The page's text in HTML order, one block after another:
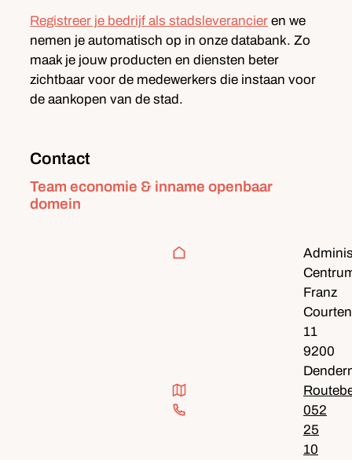
Registreer je bedrijf als stadsleverancier en we
nemen je automatisch op in onze databank. Zo
maak je jouw producten en diensten beter
zichtbaar voor de medewerkers die instaan voor
de aankopen van de stad.
Contact
Contact
Team economie & inname openbaar
domein
Franz
11
,9200
052
25
10